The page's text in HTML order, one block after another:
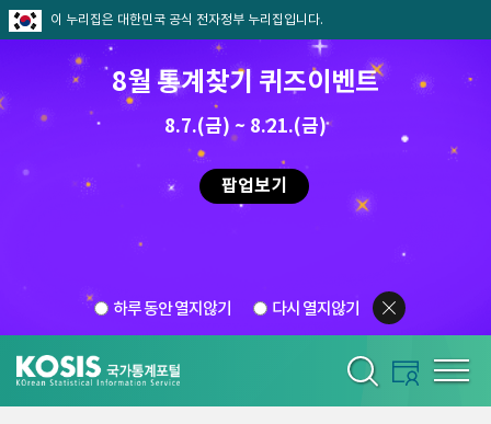
이 누리집은 대한민국 공식 전자정부 누리집입니다.
8월 통계찾기 퀴즈이벤트
8.7.(금) ~ 8.21.(금)
팝업보기
하루 동안 열지않기 다시 열지않기